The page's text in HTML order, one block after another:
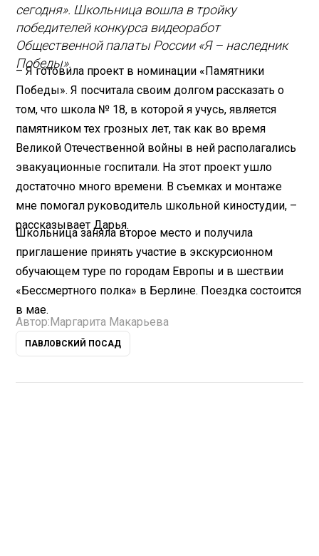
сегодня». Школьница вошла в тройку
победителей конкурса видеоработ
Общественной палаты России «Я – наследник
Победы».
– Я готовила проект в номинации «Памятники
Победы». Я посчитала своим долгом рассказать о
том, что школа № 18, в которой я учусь, является
памятником тех грозных лет, так как во время
Великой Отечественной войны в ней располагались
эвакуационные госпитали. На этот проект ушло
достаточно много времени. В съемках и монтаже
мне помогал руководитель школьной киностудии, –
рассказывает Дарья.
Школьница заняла второе место и получила
приглашение принять участие в экскурсионном
обучающем туре по городам Европы и в шествии
«Бессмертного полка» в Берлине. Поездка состоится
в мае.
Автор:Маргарита Макарьева
ПАВЛОВСКИЙ ПОСАД